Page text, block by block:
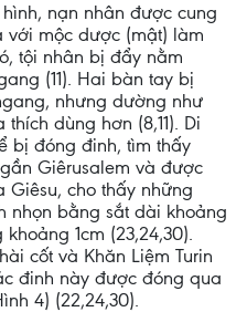
nạn nhân được cung
mộc dược (mật) làm
tội nhân bị đẩy nằm
(11). Hai bàn tay bị
nhưng dường như
dùng hơn (8,11). Di
bị đóng đinh, tìm thấy
Giêrusalem và được
cho thấy những
nhọn bằng sắt dài khoảng
1cm (23,24,30).
cốt và Khăn Liệm Turin
đinh này được đóng qua
4) (22,24,30).